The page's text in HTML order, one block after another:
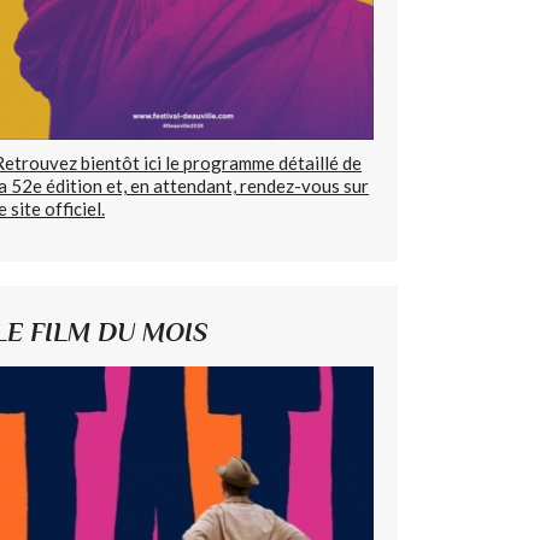
bientôt ici le programme détaillé de
52e édition et, en attendant, rendez-vous sur
site officiel.
FILM DU MOIS